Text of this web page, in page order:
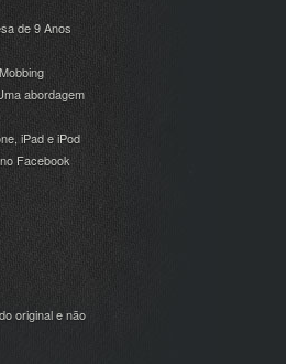
de 9 Anos
abordagem
iPad e iPod
Facebook
original e não